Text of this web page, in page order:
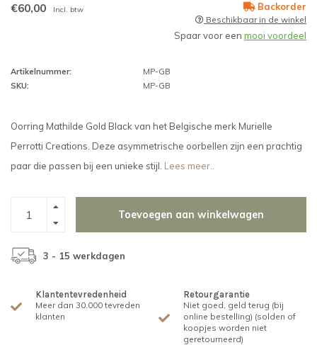
€60,00 Incl. btw Backorder
Beschikbaar in de winkel
Spaar voor een mooi voordeel
Artikelnummer:
MP-GB
SKU:
MP-GB
Oorring Mathilde Gold Black van het Belgische merk Murielle
Perrotti Creations. Deze asymmetrische oorbellen zijn een prachtig
paar die passen bij een unieke stijl. Lees meer..
Toevoegen aan winkelwagen
3 - 15 werkdagen
Klantentevredenheid
Meer dan 30.000 tevreden
klanten
Retourgarantie
Niet goed, geld terug (bij
online bestelling) (solden of
koopjes worden niet
geretourneerd)